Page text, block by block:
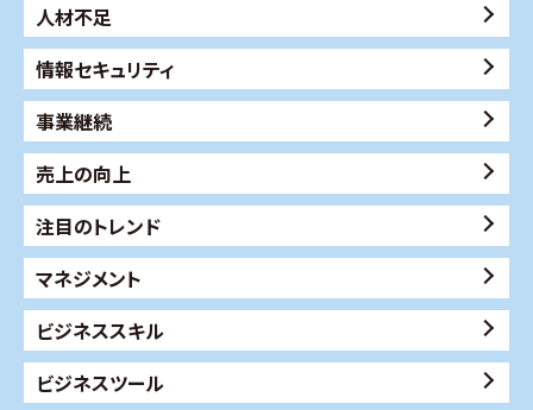
人材不足
情報セキュリティ
事業継続
売上の向上
注目のトレンド
マネジメント
ビジネススキル
ビジネスツール